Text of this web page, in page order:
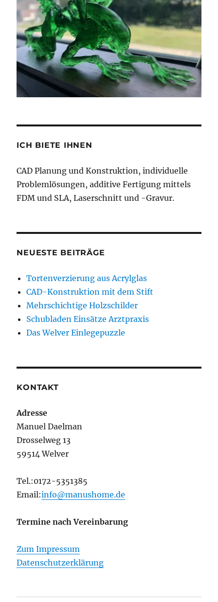
ICH BIETE IHNEN
CAD Planung und Konstruktion, individuelle
Problemlösungen, additive Fertigung mittels
FDM und SLA, Laserschnitt und -Gravur.
NEUESTE BEITRÄGE
Tortenverzierung aus Acrylglas
CAD-Konstruktion mit dem Stift
Mehrschichtige Holzschilder
Schubladen Einsätze Arztpraxis
Das Welver Einlegepuzzle
KONTAKT
Adresse
Manuel Daelman
Drosselweg 13
59514 Welver
Tel.:0172-5351385
Email:info@manushome.de
Termine nach Vereinbarung
Zum Impressum
Datenschutzerklärung